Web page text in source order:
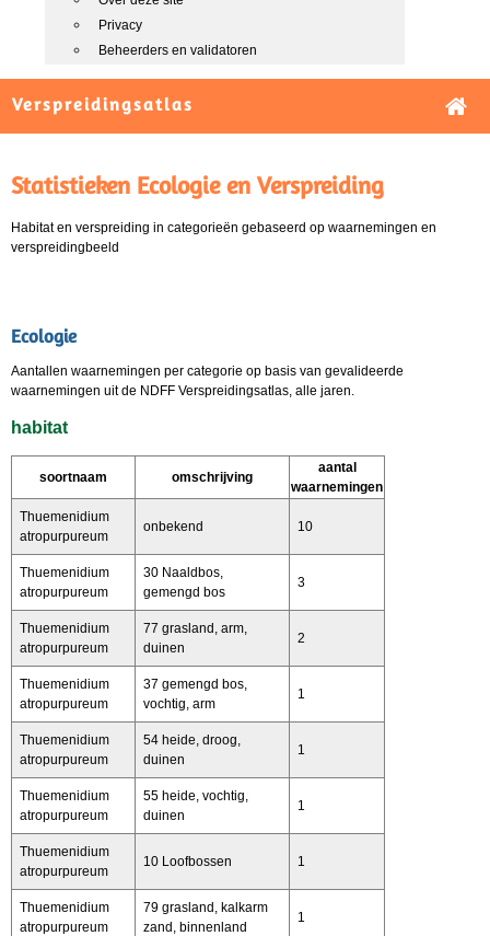
Privacy
Beheerders en validatoren
Verspreidingsatlas
Statistieken Ecologie en Verspreiding
Habitat en verspreiding in categorieën gebaseerd op waarnemingen en
verspreidingbeeld
Ecologie
Aantallen waarnemingen per categorie op basis van gevalideerde
waarnemingen uit de NDFF Verspreidingsatlas, alle jaren.
habitat
soortnaam omschrijving
aantal
waarnemingen
Thuemenidium
atropurpureum
onbekend 10
Thuemenidium
atropurpureum
30 Naaldbos,
gemengd bos
3
Thuemenidium
atropurpureum
77 grasland, arm,
duinen
2
Thuemenidium
atropurpureum
37 gemengd bos,
vochtig, arm
1
Thuemenidium
atropurpureum
54 heide, droog,
duinen
1
Thuemenidium
atropurpureum
55 heide, vochtig,
duinen
1
Thuemenidium
atropurpureum
10 Loofbossen 1
Thuemenidium
atropurpureum
79 grasland, kalkarm
zand, binnenland
1